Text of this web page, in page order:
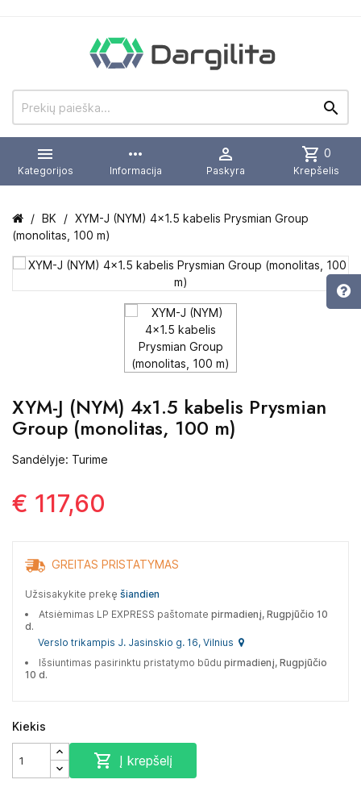


Kategorijos
more_horiz
Informacija

Paskyra
shopping_cart 0
Krepšelis
BK
XYM-J (NYM) 4x1.5 kabelis Prysmian Group
(monolitas, 100 m)
XYM-J (NYM) 4x1.5 kabelis Prysmian
Group (monolitas, 100 m)
Sandėlyje: Turime
€ 117,60
GREITAS PRISTATYMAS
Užsisakykite prekę šiandien
Atsiėmimas LP EXPRESS paštomate pirmadienį, Rugpjūčio 10
d.
Verslo trikampis J. Jasinskio g. 16, Vilnius
Išsiuntimas pasirinktu pristatymo būdu pirmadienį, Rugpjūčio
10 d.
Kiekis
 Į krepšelį